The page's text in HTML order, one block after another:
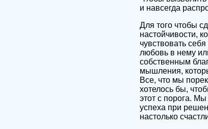
и навсегда
Для того чтобы
настойчивости,
чувствовать
любовь в нему
собственным
мышления,
Все, что мы
хотелось бы,
этот с порога.
успеха при
настолько